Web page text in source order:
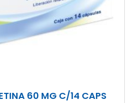
60 MG C/14 CAPS